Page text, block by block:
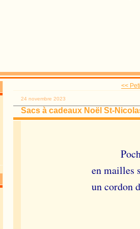
<<
24 novembre 2023
Sacs à cadeaux Noël St-
en mailles
un cordon